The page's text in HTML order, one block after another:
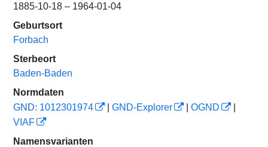
1885-10-18 – 1964-01-04
Geburtsort
Forbach
Sterbeort
Baden-Baden
Normdaten
GND: 1012301974
GND-Explorer OGND
VIAF
Namensvarianten